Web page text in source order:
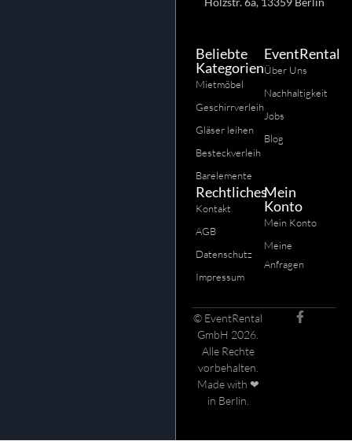
Beliebte
Kategorien
Mietmöbel
Geschirrverleih
Gläser leihen
Besteckverleih
Barelemente
EventRental
Über Uns
Nachhaltigkeit
Jobs
Blog
Rechtliches
Kontakt
AGB
Datenschutz
Impressum
Mein
Konto
Mein Konto
Meine
Anfragen
© EventRental
GmbH 2026.
Alle Rechte
vorbehalten.
Made with ❤
in Berlin.